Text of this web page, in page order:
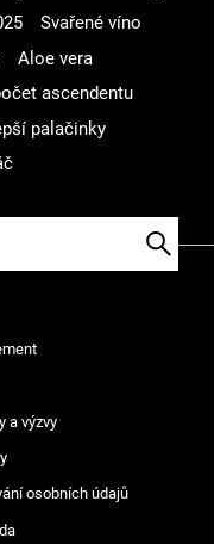
Svařené víno
Aloe vera
ascendentu
palačinky
a výzvy
osobních údajů